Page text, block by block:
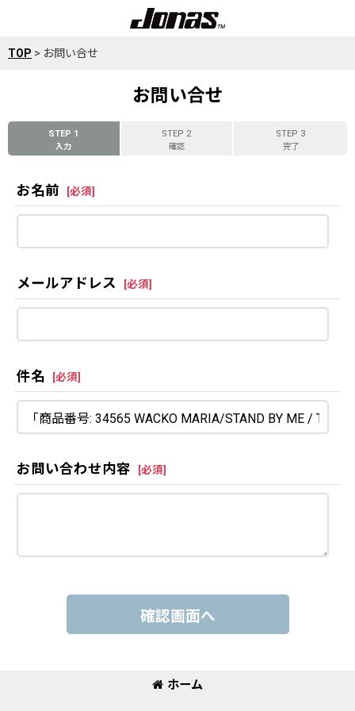
TOP > お問い合せ
お問い合せ
STEP 1
入力
STEP 2
確認
STEP 3
完了
お名前 [必須]
メールアドレス [必須]
件名 [必須]
お問い合わせ内容 [必須]
確認画面へ
ホーム